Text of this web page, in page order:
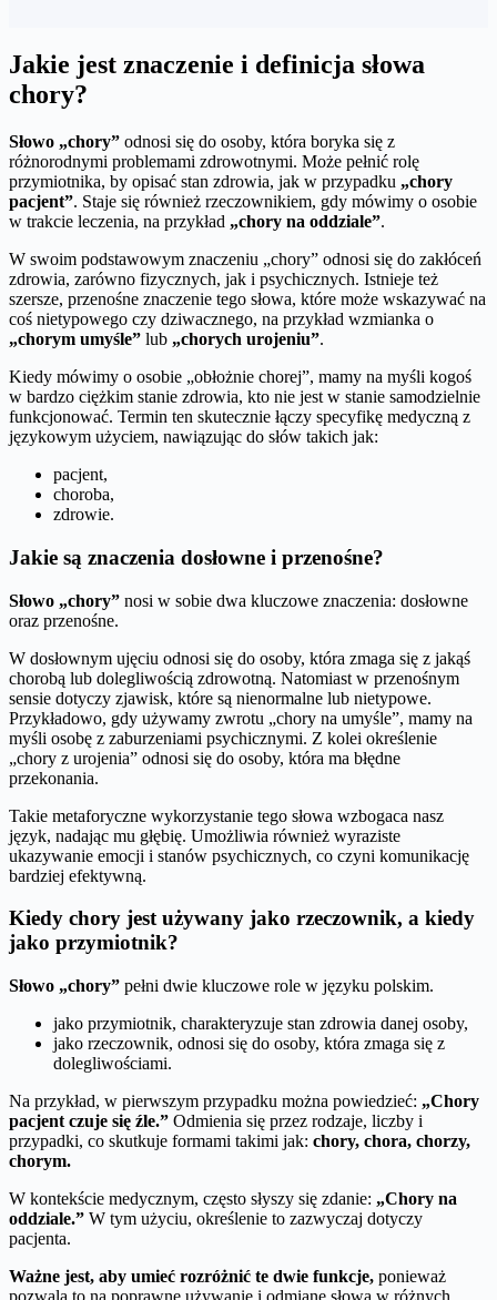
Jakie jest znaczenie i definicja słowa
chory?
Słowo „chory” odnosi się do osoby, która boryka się z
różnorodnymi problemami zdrowotnymi. Może pełnić rolę
przymiotnika, by opisać stan zdrowia, jak w przypadku „chory
pacjent”. Staje się również rzeczownikiem, gdy mówimy o osobie
w trakcie leczenia, na przykład „chory na oddziale”.
W swoim podstawowym znaczeniu „chory” odnosi się do zakłóceń
zdrowia, zarówno fizycznych, jak i psychicznych. Istnieje też
szersze, przenośne znaczenie tego słowa, które może wskazywać na
coś nietypowego czy dziwacznego, na przykład wzmianka o
„chorym umyśle” lub „chorych urojeniu”.
Kiedy mówimy o osobie „obłożnie chorej”, mamy na myśli kogoś
w bardzo ciężkim stanie zdrowia, kto nie jest w stanie samodzielnie
funkcjonować. Termin ten skutecznie łączy specyfikę medyczną z
językowym użyciem, nawiązując do słów takich jak:
pacjent,
choroba,
zdrowie.
Jakie są znaczenia dosłowne i przenośne?
Słowo „chory” nosi w sobie dwa kluczowe znaczenia: dosłowne
oraz przenośne.
W dosłownym ujęciu odnosi się do osoby, która zmaga się z jakąś
chorobą lub dolegliwością zdrowotną. Natomiast w przenośnym
sensie dotyczy zjawisk, które są nienormalne lub nietypowe.
Przykładowo, gdy używamy zwrotu „chory na umyśle”, mamy na
myśli osobę z zaburzeniami psychicznymi. Z kolei określenie
„chory z urojenia” odnosi się do osoby, która ma błędne
przekonania.
Takie metaforyczne wykorzystanie tego słowa wzbogaca nasz
język, nadając mu głębię. Umożliwia również wyraziste
ukazywanie emocji i stanów psychicznych, co czyni komunikację
bardziej efektywną.
Kiedy chory jest używany jako rzeczownik, a kiedy
jako przymiotnik?
Słowo „chory” pełni dwie kluczowe role w języku polskim.
jako przymiotnik, charakteryzuje stan zdrowia danej osoby,
jako rzeczownik, odnosi się do osoby, która zmaga się z
dolegliwościami.
Na przykład, w pierwszym przypadku można powiedzieć: „Chory
pacjent czuje się źle.” Odmienia się przez rodzaje, liczby i
przypadki, co skutkuje formami takimi jak: chory, chora, chorzy,
chorym.
W kontekście medycznym, często słyszy się zdanie: „Chory na
oddziale.” W tym użyciu, określenie to zazwyczaj dotyczy
pacjenta.
Ważne jest, aby umieć rozróżnić te dwie funkcje, ponieważ
pozwala to na poprawne używanie i odmianę słowa w różnych